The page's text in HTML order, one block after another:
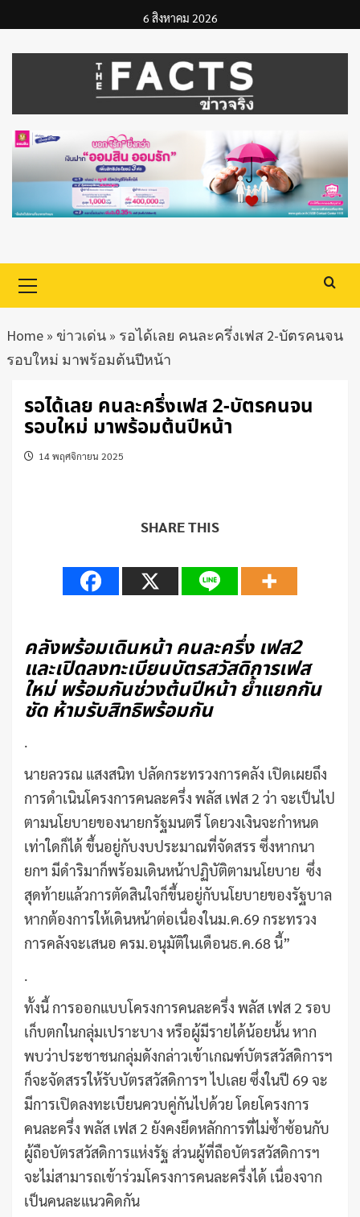
to
content
6 สิงหาคม 2026
Menu
Home» ข่าวเด่น» รอได้เลย คนละครึ่งเฟส 2-บัตรคนจน
รอบใหม่ มาพร้อมต้นปีหน้า
รอได้เลย คนละครึ่งเฟส 2-บัตรคนจน
รอบใหม่ มาพร้อมต้นปีหน้า
14 พฤศจิกายน 2025
SHARE THIS
คลังพร้อมเดินหน้า คนละครึ่ง เฟส2
และเปิดลงทะเบียนบัตรสวัสดิการเฟส
ใหม่ พร้อมกันช่วงต้นปีหน้า ย้ำแยกกัน
ชัด ห้ามรับสิทธิพร้อมกัน
.
นายลวรณ แสงสนิท ปลัดกระทรวงการคลัง เปิดเผยถึง
การดำเนินโครงการคนละครึ่ง พลัส เฟส 2 ว่า จะเป็นไป
ตามนโยบายของนายกรัฐมนตรี โดยวงเงินจะกำหนด
เท่าใดก็ได้ ขึ้นอยู่กับงบประมาณที่จัดสรร ซึ่งหากนา
ยกฯ มีดำริมาก็พร้อมเดินหน้าปฏิบัติตามนโยบาย ซึ่ง
สุดท้ายแล้วการตัดสินใจก็ขึ้นอยู่กับนโยบายของรัฐบาล
หากต้องการให้เดินหน้าต่อเนื่องในม.ค.69 กระทรวง
การคลังจะเสนอ ครม.อนุมัติในเดือนธ.ค.68 นี้”
.
ทั้งนี้ การออกแบบโครงการคนละครึ่ง พลัส เฟส 2 รอบ
เก็บตกในกลุ่มเปราะบาง หรือผู้มีรายได้น้อยนั้น หาก
พบว่าประชาชนกลุ่มดังกล่าวเข้าเกณฑ์บัตรสวัสดิการฯ
ก็จะจัดสรรให้รับบัตรสวัสดิการฯ ไปเลย ซึ่งในปี 69 จะ
มีการเปิดลงทะเบียนควบคู่กันไปด้วย โดยโครงการ
คนละครึ่ง พลัส เฟส 2 ยังคงยึดหลักการที่ไม่ซ้ำซ้อนกับ
ผู้ถือบัตรสวัสดิการแห่งรัฐ ส่วนผู้ที่ถือบัตรสวัสดิการฯ
จะไม่สามารถเข้าร่วมโครงการคนละครึ่งได้ เนื่องจาก
เป็นคนละแนวคิดกัน